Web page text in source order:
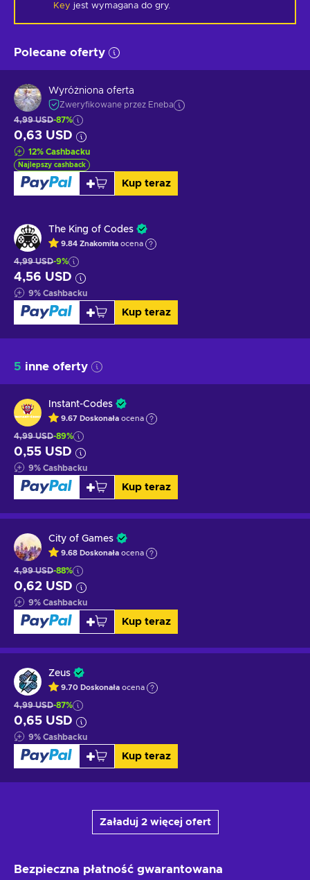
Key jest wymagana do gry.
Polecane oferty
Wyróżniona oferta
Zweryfikowane przez Eneba
4,99 USD-87%
0,63 USD
12% Cashbacku
Najlepszy cashback
Kup teraz
The King of Codes
9.84 Znakomita ocena
4,99 USD-9%
4,56 USD
9% Cashbacku
Kup teraz
5 inne oferty
Instant-Codes
9.67 Doskonała ocena
4,99 USD-89%
0,55 USD
9% Cashbacku
Kup teraz
City of Games
9.68 Doskonała ocena
4,99 USD-88%
0,62 USD
9% Cashbacku
Kup teraz
Zeus
9.70 Doskonała ocena
4,99 USD-87%
0,65 USD
9% Cashbacku
Kup teraz
Załaduj 2 więcej ofert
Bezpieczna płatność gwarantowana